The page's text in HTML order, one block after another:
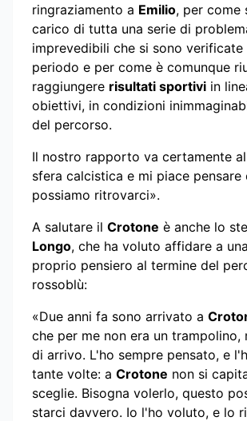
ringraziamento a Emilio, per come
carico di tutta una serie di
imprevedibili che si sono verificate
periodo e per come è comunque
raggiungere risultati sportivi in
obiettivi, in condizioni
del percorso.
Il nostro rapporto va certamente
sfera calcistica e mi piace pensare
possiamo ritrovarci».
A salutare il Crotone è anche lo
Longo, che ha voluto affidare a
proprio pensiero al termine del
rossoblù:
«Due anni fa sono arrivato a
che per me non era un trampolino,
di arrivo. L'ho sempre pensato, e
tante volte: a Crotone non si
sceglie. Bisogna volerlo, questo
starci davvero. Io l'ho voluto, e lo